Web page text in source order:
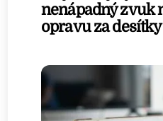
nenápadný zvuk
opravu za